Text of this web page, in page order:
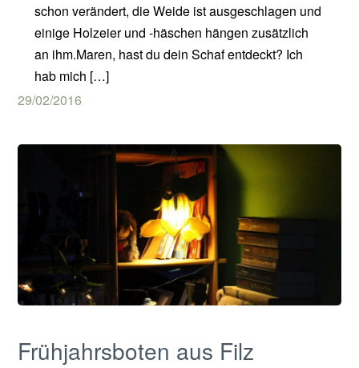
schon verändert, die Weide ist ausgeschlagen und
einige Holzeier und -häschen hängen zusätzlich
an ihm.Maren, hast du dein Schaf entdeckt? Ich
hab mich […]
29/02/2016
Frühjahrsboten aus Filz